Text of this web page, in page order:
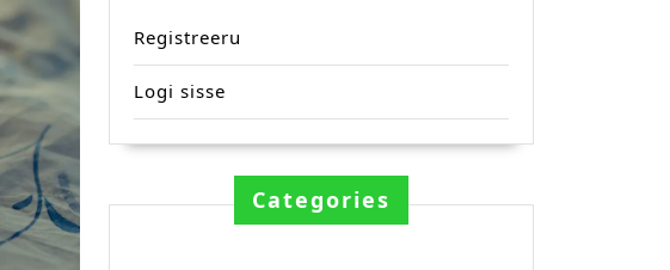
Registreeru
Logi sisse
Categories